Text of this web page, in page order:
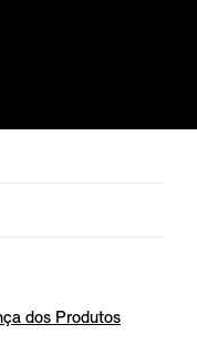
dos Produtos